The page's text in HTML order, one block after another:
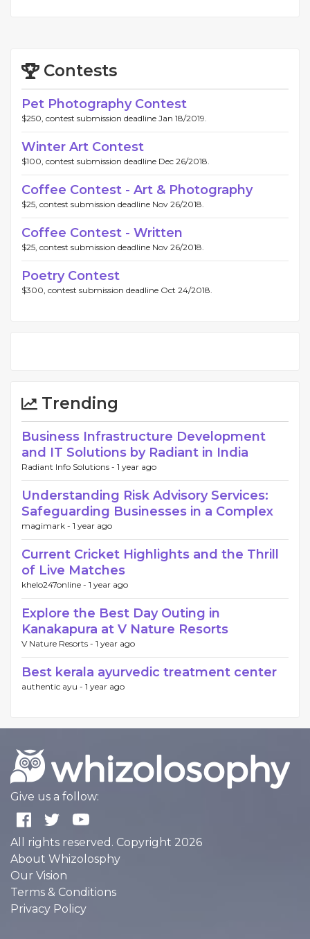
Contests
Pet Photography Contest
$250, contest submission deadline Jan 18/2019.
Winter Art Contest
$100, contest submission deadline Dec 26/2018.
Coffee Contest - Art & Photography
$25, contest submission deadline Nov 26/2018.
Coffee Contest - Written
$25, contest submission deadline Nov 26/2018.
Poetry Contest
$300, contest submission deadline Oct 24/2018.
Trending
Business Infrastructure Development
and IT Solutions by Radiant in India
Radiant Info Solutions - 1 year ago
Understanding Risk Advisory Services:
Safeguarding Businesses in a Complex
magimark - 1 year ago
Current Cricket Highlights and the Thrill
of Live Matches
khelo247online - 1 year ago
Explore the Best Day Outing in
Kanakapura at V Nature Resorts
V Nature Resorts - 1 year ago
Best kerala ayurvedic treatment center
authentic ayu - 1 year ago
Give us a follow:
All rights reserved. Copyright 2026
About Whizolosphy
Our Vision
Terms & Conditions
Privacy Policy